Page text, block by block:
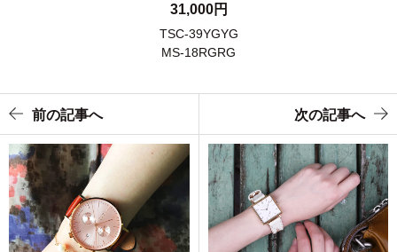
31,000円
TSC-39YGYG
MS-18RGRG
前の記事へ 次の記事へ